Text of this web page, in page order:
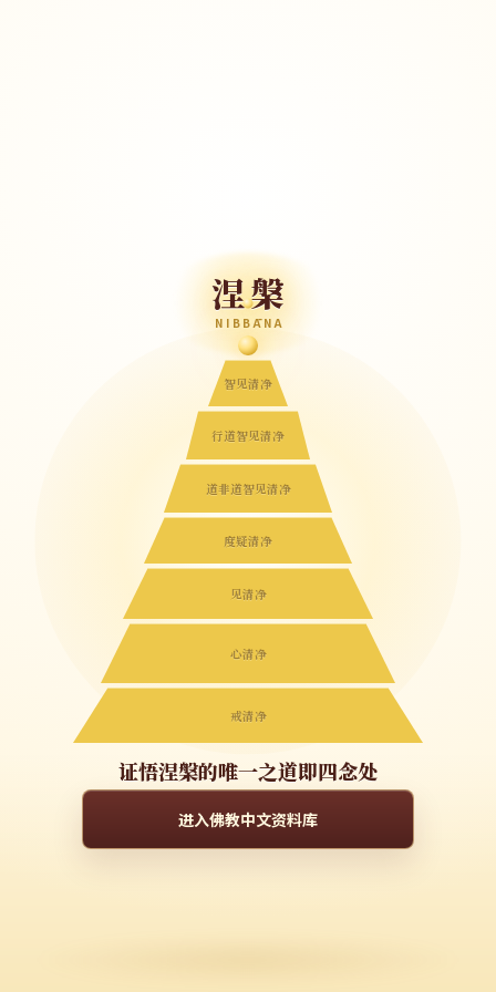
涅槃
NIBBĀNA
智见清净
行道智见清净
道非道智见清净
度疑清净
见清净
心清净
戒清净
证悟涅槃的唯一之道即四念处
进入佛教中文资料库